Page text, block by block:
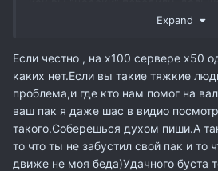
Expand
Если честно , на х100 сервере х50
каких нет.Если вы такие тяжкие
проблема,и где кто нам помог на
ваш пак я даже шас в видио
такого.Соберешься духом пиши.А
то что ты не забустил свой пак и то
движе не моя беда)Удачного буста